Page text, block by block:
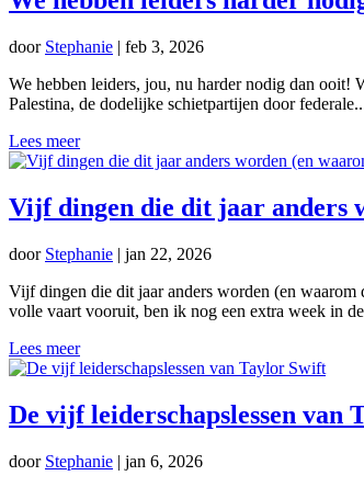
door Stephanie | feb 3, 2026
We hebben leiders, jou, nu harder nodig dan
Palestina, de dodelijke schietpartijen door
Lees meer
Vijf dingen die dit jaar anders
door Stephanie | jan 22, 2026
Vijf dingen die dit jaar anders worden (en waarom
volle vaart vooruit, ben ik nog een extra week in
Lees meer
De vijf leiderschapslessen van
door Stephanie | jan 6, 2026